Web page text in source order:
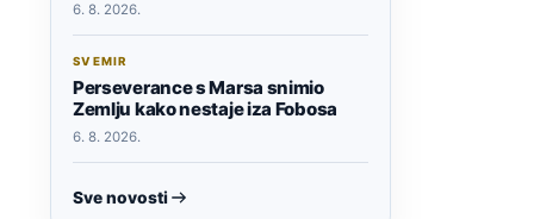
6. 8. 2026.
SVEMIR
Perseverance s Marsa snimio
Zemlju kako nestaje iza Fobosa
6. 8. 2026.
Sve novosti